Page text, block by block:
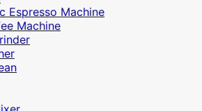
Espresso Machine
Machine